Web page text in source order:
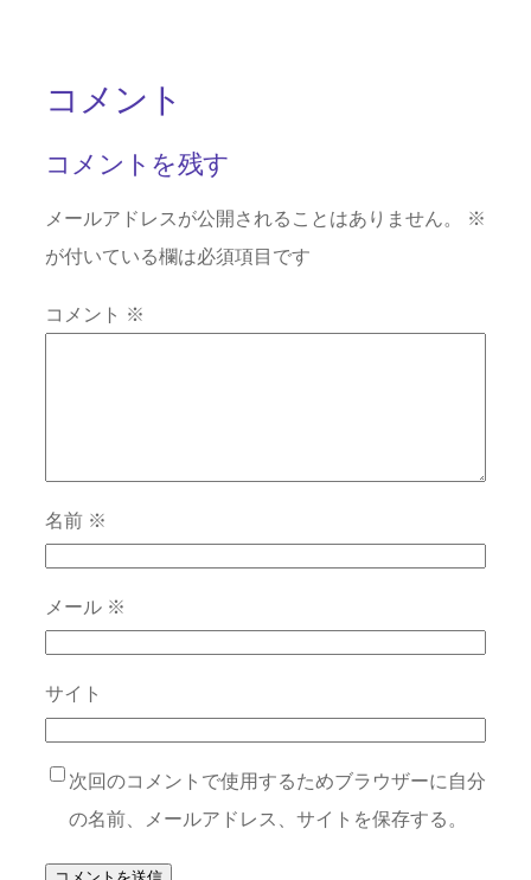
コメント
コメントを残す
メールアドレスが公開されることはありません。
※
が付いている欄は必須項目です
コメント ※
名前 ※
メール ※
サイト
次回のコメントで使用するためブラウザーに自分
の名前、メールアドレス、サイトを保存する。